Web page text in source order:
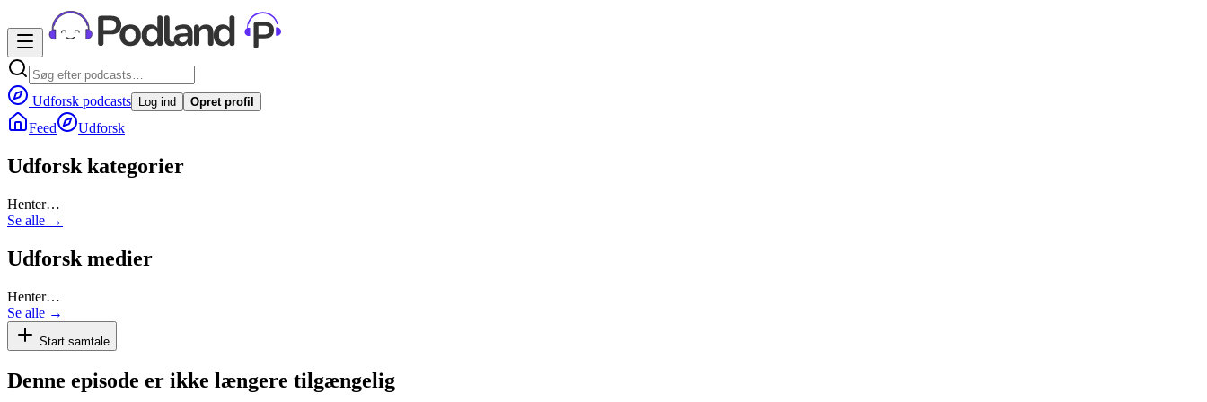
Udforsk podcasts Log ind Opret profil
Feed Udforsk
Udforsk kategorier
Henter…
Se alle →
Udforsk medier
Henter…
Se alle →
Start samtale
Denne episode er ikke længere tilgængelig